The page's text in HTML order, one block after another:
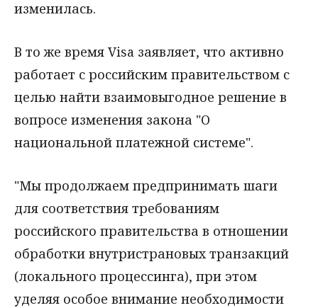
изменилась.
В то же время Visa заявляет, что активно
работает с российским правительством с
целью найти взаимовыгодное решение в
вопросе изменения закона "О
национальной платежной системе".
"Мы продолжаем предпринимать шаги
для соответствия требованиям
российского правительства в отношении
обработки внутристрановых транзакций
(локального процессинга), при этом
уделяя особое внимание необходимости